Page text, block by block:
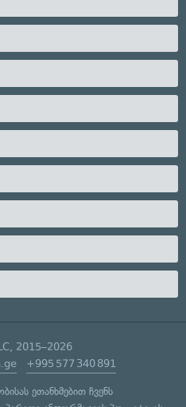
2015–2026
+995 577 340 891
ეთანხმებით ჩვენს